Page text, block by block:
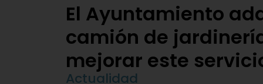
El Ayuntamiento
camión de
mejorar este
Actualidad